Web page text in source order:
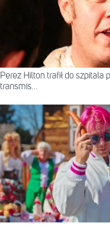
Perez Hilton trafił do szpitala
transmis...